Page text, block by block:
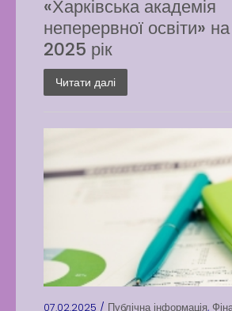
«Харківська академія
неперервної освіти» на
2025 рік
Читати далі
07.02.2025 / Публічна інформація,